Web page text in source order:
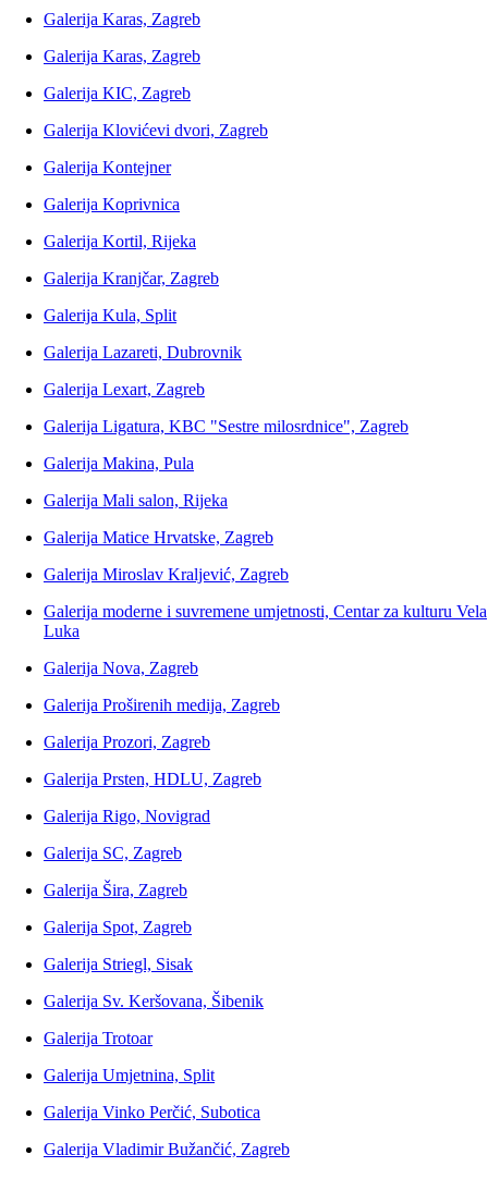
Galerija Karas, Zagreb
Galerija Karas, Zagreb
Galerija KIC, Zagreb
Galerija Klovićevi dvori, Zagreb
Galerija Kontejner
Galerija Koprivnica
Galerija Kortil, Rijeka
Galerija Kranjčar, Zagreb
Galerija Kula, Split
Galerija Lazareti, Dubrovnik
Galerija Lexart, Zagreb
Galerija Ligatura, KBC "Sestre milosrdnice", Zagreb
Galerija Makina, Pula
Galerija Mali salon, Rijeka
Galerija Matice Hrvatske, Zagreb
Galerija Miroslav Kraljević, Zagreb
Galerija moderne i suvremene umjetnosti, Centar za kulturu Vela
Luka
Galerija Nova, Zagreb
Galerija Proširenih medija, Zagreb
Galerija Prozori, Zagreb
Galerija Prsten, HDLU, Zagreb
Galerija Rigo, Novigrad
Galerija SC, Zagreb
Galerija Šira, Zagreb
Galerija Spot, Zagreb
Galerija Striegl, Sisak
Galerija Sv. Keršovana, Šibenik
Galerija Trotoar
Galerija Umjetnina, Split
Galerija Vinko Perčić, Subotica
Galerija Vladimir Bužančić, Zagreb